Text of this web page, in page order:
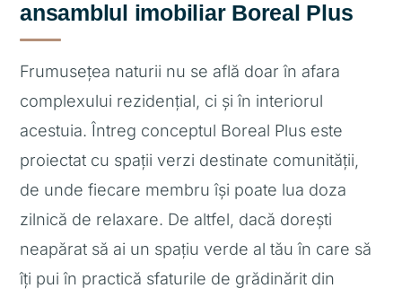
ansamblul imobiliar Boreal Plus
Frumusețea naturii nu se află doar în afara
complexului rezidențial, ci și în interiorul
acestuia. Întreg conceptul Boreal Plus este
proiectat cu spații verzi destinate comunității,
de unde fiecare membru își poate lua doza
zilnică de relaxare. De altfel, dacă dorești
neapărat să ai un spațiu verde al tău în care să
îți pui în practică sfaturile de grădinărit din